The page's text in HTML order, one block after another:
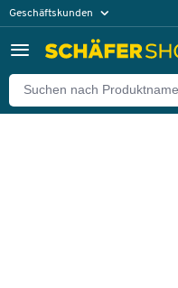
Geschäftskunden
Zurück